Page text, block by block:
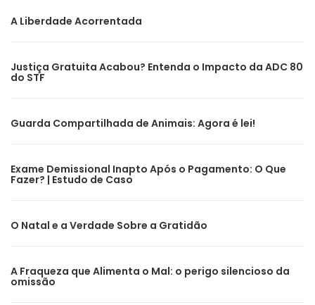
A Liberdade Acorrentada
Justiça Gratuita Acabou? Entenda o Impacto da ADC 80
do STF
Guarda Compartilhada de Animais: Agora é lei!
Exame Demissional Inapto Após o Pagamento: O Que
Fazer? | Estudo de Caso
O Natal e a Verdade Sobre a Gratidão
A Fraqueza que Alimenta o Mal: o perigo silencioso da
omissão